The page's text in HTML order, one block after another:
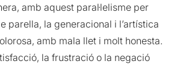
amb aquest paral·lelisme per
parella, la generacional i l’artística
amb mala llet i molt honesta.
la frustració o la negació